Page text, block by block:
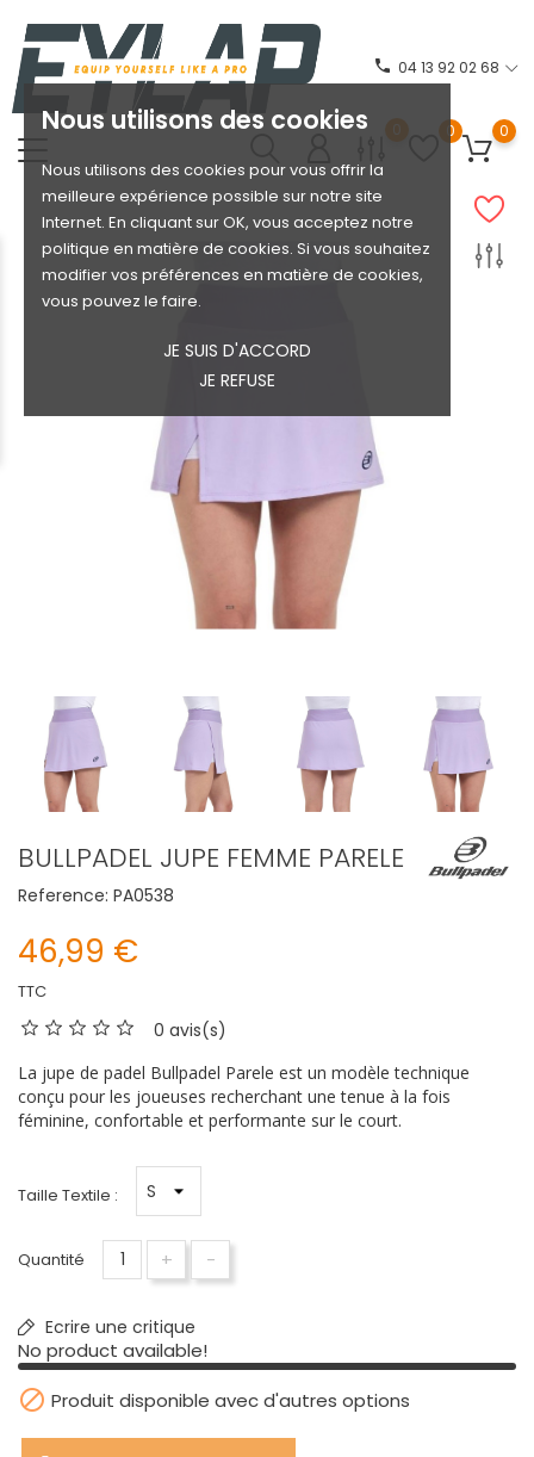
Nous utilisons des cookies
Nous utilisons des cookies pour vous offrir la
meilleure expérience possible sur notre site
Internet. En cliquant sur OK, vous acceptez notre
politique en matière de cookies. Si vous souhaitez
modifier vos préférences en matière de cookies,
vous pouvez le faire.
JE SUIS D'ACCORD
JE REFUSE
phone 04 13 92 02 68
0 0 0
BULLPADEL JUPE FEMME PARELE
Reference: PA0538
46,99 €
TTC
0 avis(s)
La jupe de padel Bullpadel Parele est un modèle technique
conçu pour les joueuses recherchant une tenue à la fois
féminine, confortable et performante sur le court.
Taille Textile :
Quantité + -
Ecrire une critique
No product available!
 Produit disponible avec d'autres options